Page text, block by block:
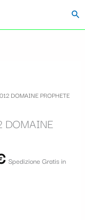
DOMAINE PROPHETE
DOMAINE
attuale
è:169,00 €.
Spedizione Gratis in